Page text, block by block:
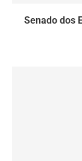
Senado dos